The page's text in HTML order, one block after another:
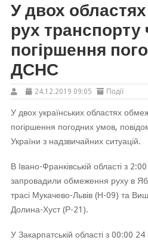
У двох
рух транспорту
погіршення
ДСНС
24.12.2019 09:05 Події
У двох українських областях
погіршення погодних умов,
України з надзвичайних ситуацій.
В Івано-Франківській області з
запровадили обмеження руху в
трасі Мукачево-Львів (Н-09) та
Долина-Хуст (Р-21).
У Закарпатській області з 00:00